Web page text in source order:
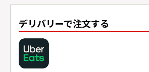
デリバリーで注文する